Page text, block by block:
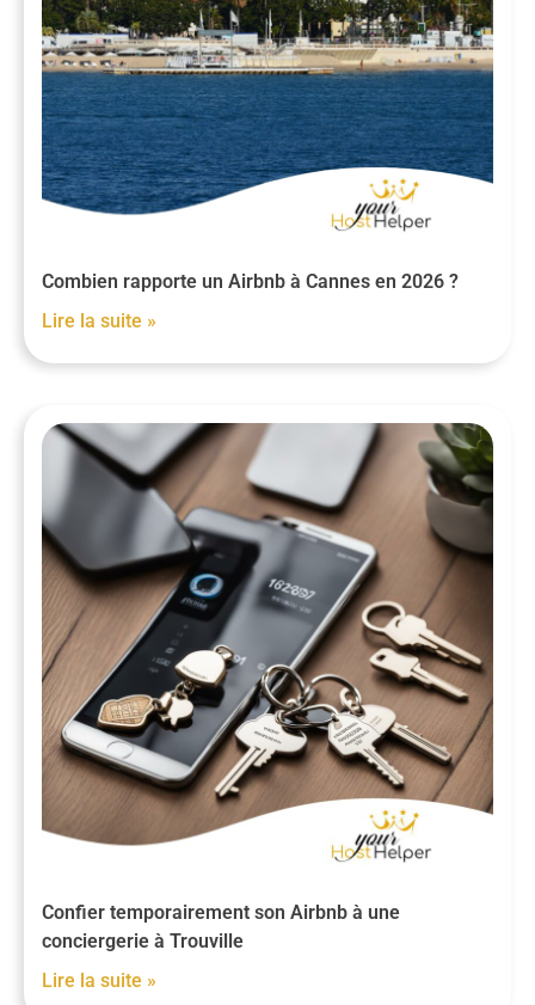
Combien rapporte un Airbnb à Cannes en 2026 ?
Lire la suite »
Confier temporairement son Airbnb à une
conciergerie à Trouville
Lire la suite »